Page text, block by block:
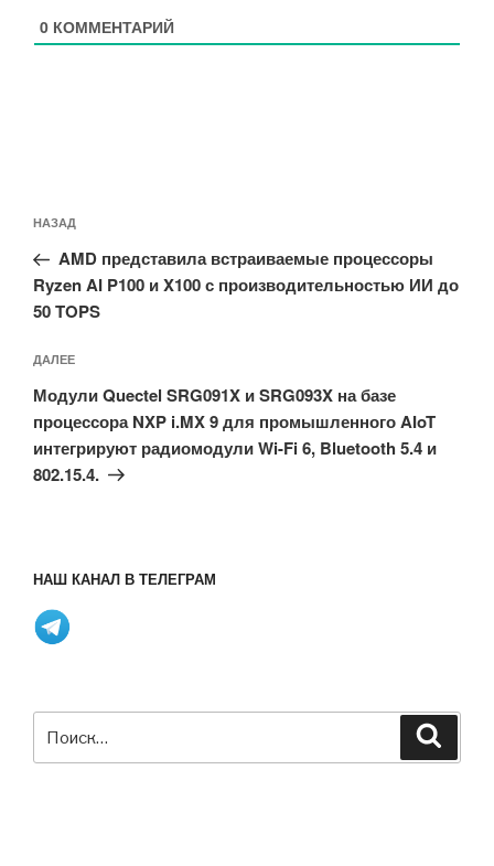
0 КОММЕНТАРИЙ
по
записям
Предыдущая
запись:
НАЗАД
AMD представила встраиваемые процессоры
Ryzen AI P100 и X100 с производительностью ИИ до
50 TOPS
Следующая
запись
ДАЛЕЕ
Модули Quectel SRG091X и SRG093X на базе
процессора NXP i.MX 9 для промышленного AIoT
интегрируют радиомодули Wi-Fi 6, Bluetooth 5.4 и
802.15.4.
НАШ КАНАЛ В ТЕЛЕГРАМ